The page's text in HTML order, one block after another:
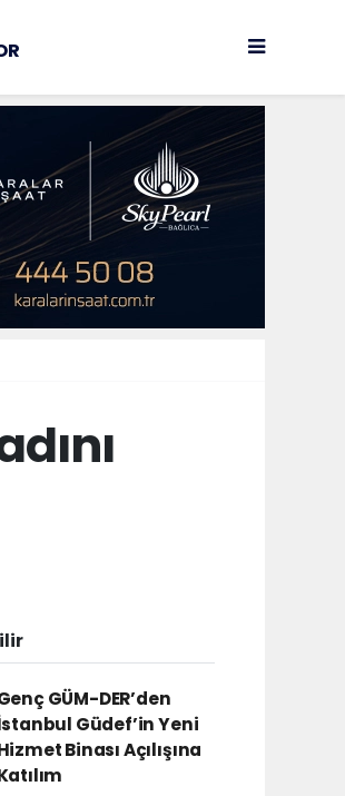
GÜM-DER’den
Güdef’in Yeni
Binası Açılışına